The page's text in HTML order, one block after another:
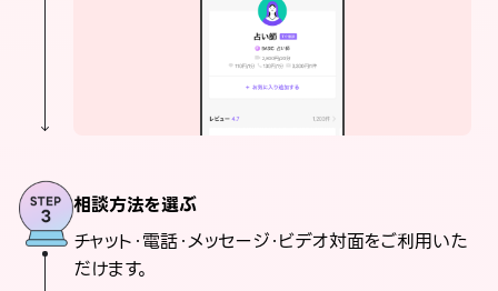
相談方法を選ぶ
チャット・電話・メッセージ・ビデオ対面をご利用いた
だけます。